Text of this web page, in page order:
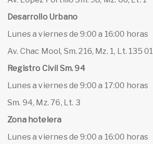
Desarrollo Urbano
Lunes a viernes de 9:00 a 16:00 horas
Av. Chac Mool, Sm. 216, Mz. 1, Lt. 135 01
Registro Civil Sm. 94
Lunes a viernes de 9:00 a 17:00 horas
Sm. 94, Mz. 76, Lt. 3
Zona hotelera
Lunes a viernes de 9:00 a 16:00 horas